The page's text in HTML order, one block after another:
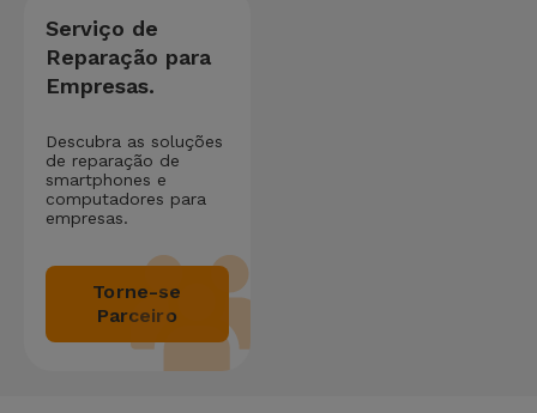
Serviço de
Reparação para
Empresas.
Descubra as soluções
de reparação de
smartphones e
computadores para
empresas.
Torne-se
Parceiro